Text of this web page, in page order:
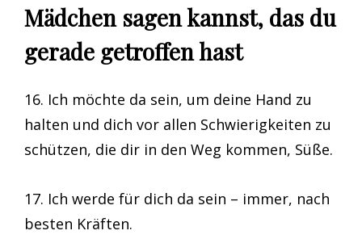
Mädchen sagen kannst, das du
gerade getroffen hast
16. Ich möchte da sein, um deine Hand zu
halten und dich vor allen Schwierigkeiten zu
schützen, die dir in den Weg kommen, Süße.
17. Ich werde für dich da sein – immer, nach
besten Kräften.